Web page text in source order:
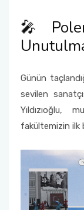
🎤
Günün
sevilen
Yıldızıoğlu,
fakültemizin ilk